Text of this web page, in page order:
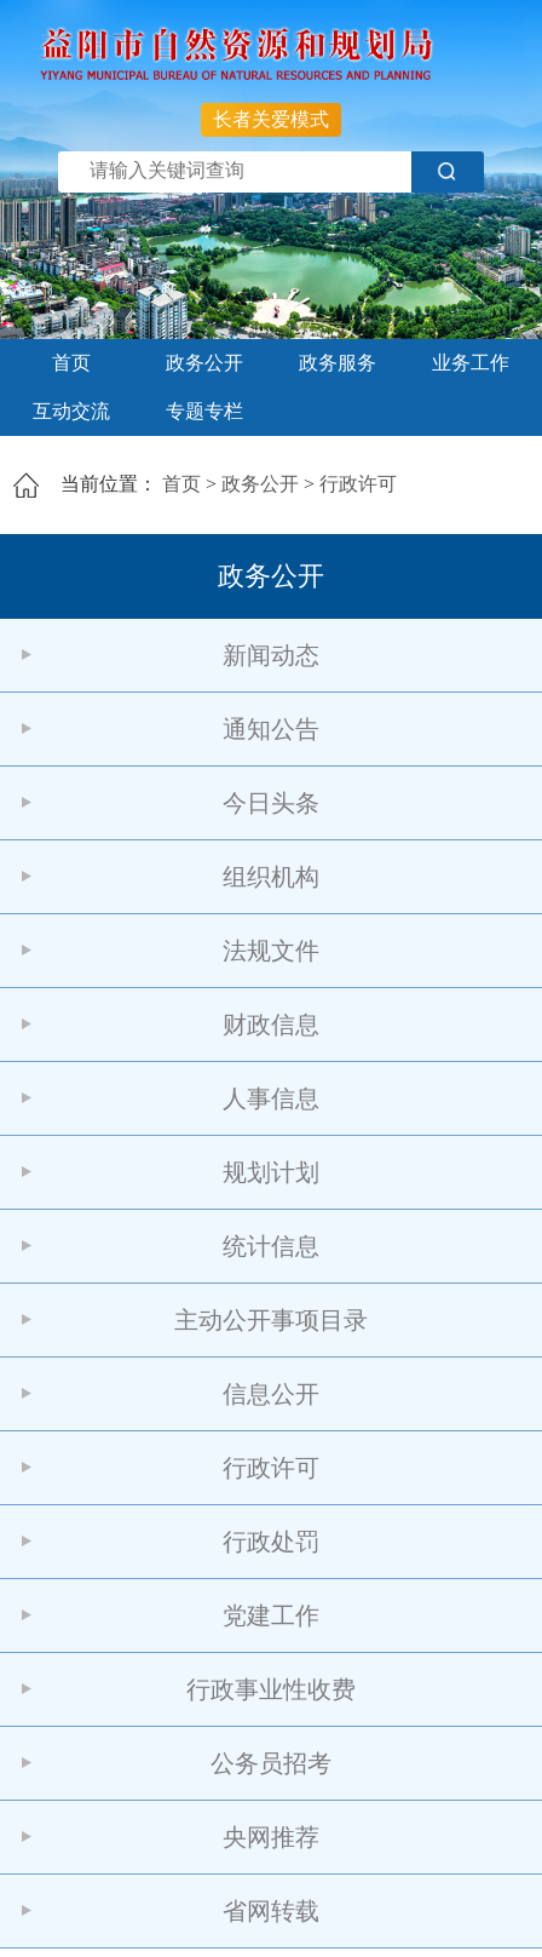
长者关爱模式
首页 政务公开 政务服务 业务工作
互动交流 专题专栏
当前位置： 首页 > 政务公开 > 行政许可
政务公开
新闻动态
通知公告
今日头条
组织机构
法规文件
财政信息
人事信息
规划计划
统计信息
主动公开事项目录
信息公开
行政许可
行政处罚
党建工作
行政事业性收费
公务员招考
央网推荐
省网转载